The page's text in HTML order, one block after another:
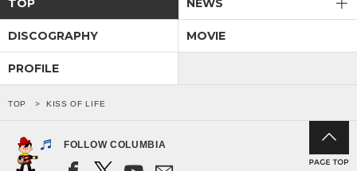
TOP NEWS
DISCOGRAPHY MOVIE
PROFILE
TOP KISS OF LIFE
FOLLOW COLUMBIA